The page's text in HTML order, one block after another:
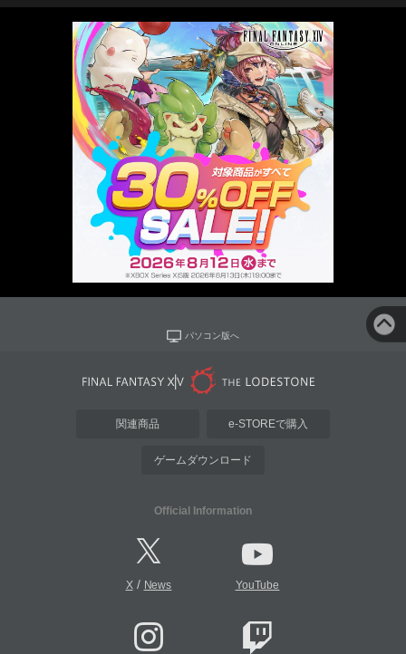
パソコン版へ
関連商品 e-STOREで購入
ゲームダウンロード
Official Information
X/ News YouTube